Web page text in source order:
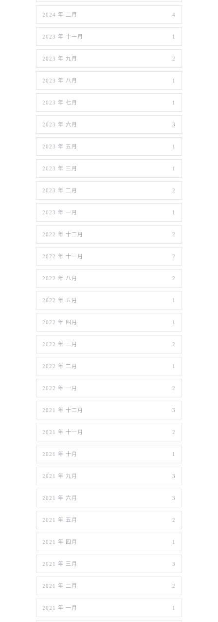
2024 年 二月 4
2023 年 十一月 1
2023 年 九月 2
2023 年 八月 1
2023 年 七月 1
2023 年 六月 3
2023 年 五月 1
2023 年 三月 1
2023 年 二月 2
2023 年 一月 1
2022 年 十二月 2
2022 年 十一月 2
2022 年 八月 2
2022 年 五月 1
2022 年 四月 1
2022 年 三月 2
2022 年 二月 1
2022 年 一月 2
2021 年 十二月 3
2021 年 十一月 2
2021 年 十月 1
2021 年 九月 3
2021 年 六月 3
2021 年 五月 2
2021 年 四月 1
2021 年 三月 3
2021 年 二月 2
2021 年 一月 1